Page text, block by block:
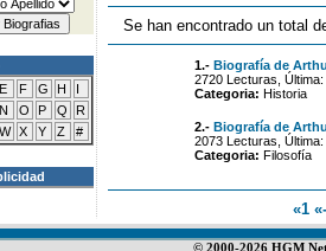
E F G H
I
N O P Q
R
W X Y Z #
Se han encontrado un total
1.- Biografía de
2720 Lecturas,
Categoria: Historia
2.- Biografía de
2073 Lecturas,
Categoria: Filosofía
«1
© 2000-2026 HGM